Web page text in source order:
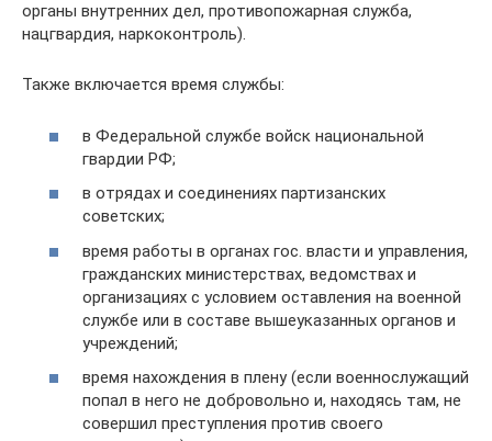
органы внутренних дел, противопожарная служба,
нацгвардия, наркоконтроль).
Также включается время службы:
в Федеральной службе войск национальной
гвардии РФ;
в отрядах и соединениях партизанских
советских;
время работы в органах гос. власти и управления,
гражданских министерствах, ведомствах и
организациях с условием оставления на военной
службе или в составе вышеуказанных органов и
учреждений;
время нахождения в плену (если военнослужащий
попал в него не добровольно и, находясь там, не
совершил преступления против своего